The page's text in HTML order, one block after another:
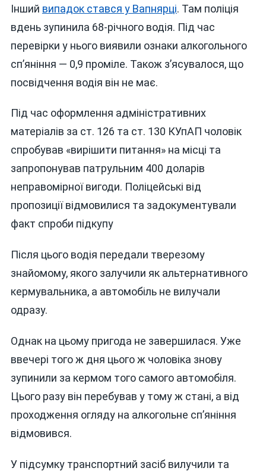
Інший випадок стався у Вапнярці. Там поліція
вдень зупинила 68-річного водія. Під час
перевірки у нього виявили ознаки алкогольного
сп’яніння — 0,9 проміле. Також з’ясувалося, що
посвідчення водія він не має.
Під час оформлення адміністративних
матеріалів за ст. 126 та ст. 130 КУпАП чоловік
спробував «вирішити питання» на місці та
запропонував патрульним 400 доларів
неправомірної вигоди. Поліцейські від
пропозиції відмовилися та задокументували
факт спроби підкупу
Після цього водія передали тверезому
знайомому, якого залучили як альтернативного
кермувальника, а автомобіль не вилучали
одразу.
Однак на цьому пригода не завершилася. Уже
ввечері того ж дня цього ж чоловіка знову
зупинили за кермом того самого автомобіля.
Цього разу він перебував у тому ж стані, а від
проходження огляду на алкогольне сп’яніння
відмовився.
У підсумку транспортний засіб вилучили та